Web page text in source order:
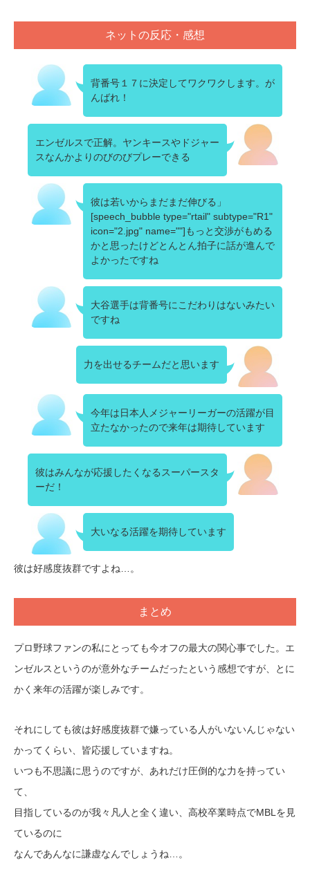
ネットの反応・感想
背番号１７に決定してワクワクします。が
んばれ！
エンゼルスで正解。ヤンキースやドジャー
スなんかよりのびのびプレーできる
彼は若いからまだまだ伸びる」
[speech_bubble type="rtail" subtype="R1"
icon="2.jpg" name=""]もっと交渉がもめる
かと思ったけどとんとん拍子に話が進んで
よかったですね
大谷選手は背番号にこだわりはないみたい
ですね
力を出せるチームだと思います
今年は日本人メジャーリーガーの活躍が目
立たなかったので来年は期待しています
彼はみんなが応援したくなるスーパースタ
ーだ！
大いなる活躍を期待しています
彼は好感度抜群ですよね…。
まとめ
プロ野球ファンの私にとっても今オフの最大の関心事でした。エ
ンゼルスというのが意外なチームだったという感想ですが、とに
かく来年の活躍が楽しみです。
それにしても彼は好感度抜群で嫌っている人がいないんじゃない
かってくらい、皆応援していますね。
いつも不思議に思うのですが、あれだけ圧倒的な力を持ってい
て、
目指しているのが我々凡人と全く違い、高校卒業時点でMBLを見
ているのに
なんであんなに謙虚なんでしょうね…。